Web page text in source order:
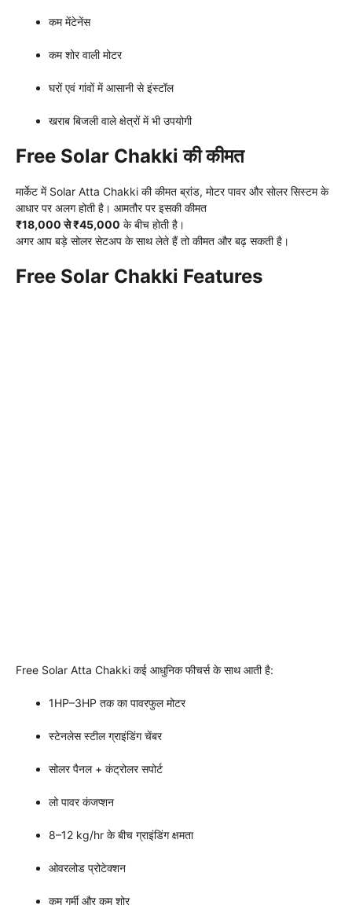
कम मेंटेनेंस
कम शोर वाली मोटर
घरों एवं गांवों में आसानी से इंस्टॉल
खराब बिजली वाले क्षेत्रों में भी उपयोगी
Free Solar Chakki की कीमत
मार्केट में Solar Atta Chakki की कीमत ब्रांड, मोटर पावर और सोलर सिस्टम के
आधार पर अलग होती है। आमतौर पर इसकी कीमत
₹18,000 से ₹45,000 के बीच होती है।
अगर आप बड़े सोलर सेटअप के साथ लेते हैं तो कीमत और बढ़ सकती है।
Free Solar Chakki Features
Free Solar Atta Chakki कई आधुनिक फीचर्स के साथ आती है:
1HP–3HP तक का पावरफुल मोटर
स्टेनलेस स्टील ग्राइंडिंग चेंबर
सोलर पैनल + कंट्रोलर सपोर्ट
लो पावर कंजप्शन
8–12 kg/hr के बीच ग्राइंडिंग क्षमता
ओवरलोड प्रोटेक्शन
कम गर्मी और कम शोर